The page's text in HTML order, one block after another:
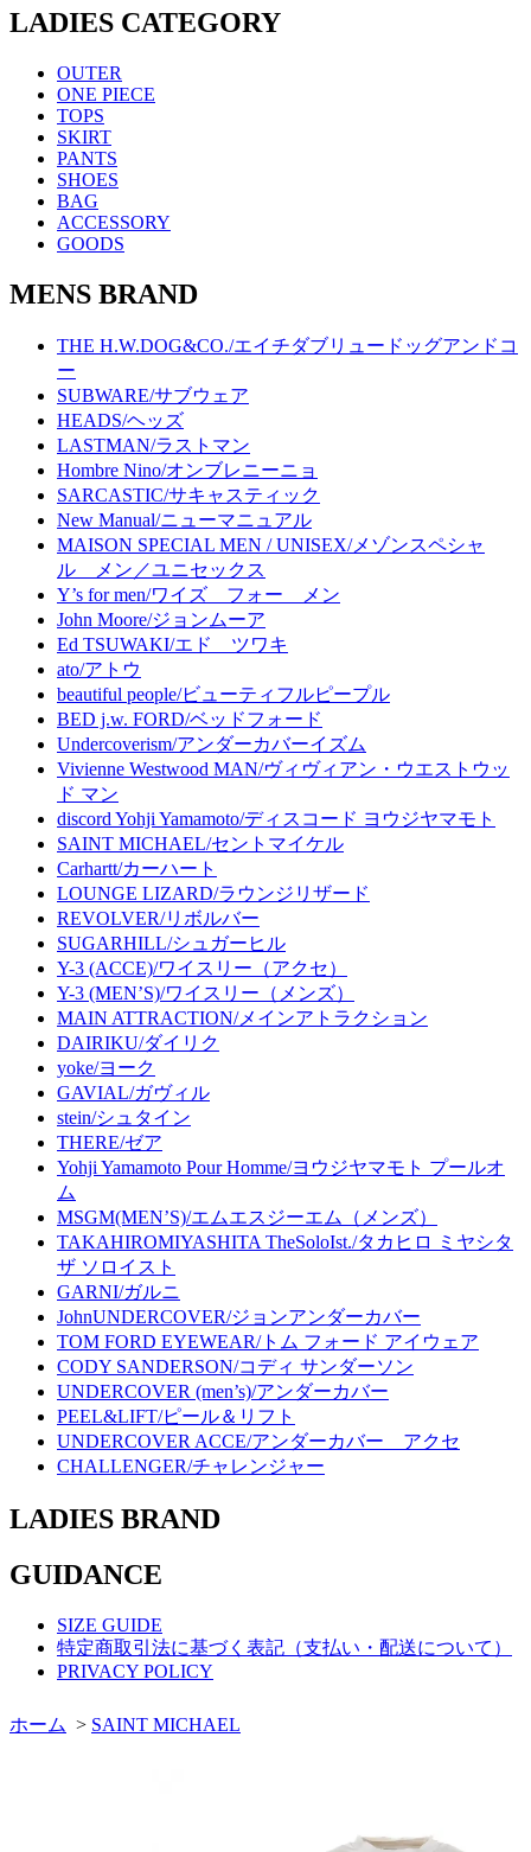
LADIES CATEGORY
OUTER
ONE PIECE
TOPS
SKIRT
PANTS
SHOES
BAG
ACCESSORY
GOODS
MENS BRAND
THE H.W.DOG&CO./エイチダブリュードッグアンドコ
ー
SUBWARE/サブウェア
HEADS/ヘッズ
LASTMAN/ラストマン
Hombre Nino/オンブレニーニョ
SARCASTIC/サキャスティック
New Manual/ニューマニュアル
MAISON SPECIAL MEN / UNISEX/メゾンスペシャ
ル メン／ユニセックス
Y’s for men/ワイズ フォー メン
John Moore/ジョンムーア
Ed TSUWAKI/エド ツワキ
ato/アトウ
beautiful people/ビューティフルピープル
BED j.w. FORD/ベッドフォード
Undercoverism/アンダーカバーイズム
Vivienne Westwood MAN/ヴィヴィアン・ウエストウッ
ド マン
discord Yohji Yamamoto/ディスコード ヨウジヤマモト
SAINT MICHAEL/セントマイケル
Carhartt/カーハート
LOUNGE LIZARD/ラウンジリザード
REVOLVER/リボルバー
SUGARHILL/シュガーヒル
Y-3 (ACCE)/ワイスリー（アクセ）
Y-3 (MEN’S)/ワイスリー（メンズ）
MAIN ATTRACTION/メインアトラクション
DAIRIKU/ダイリク
yoke/ヨーク
GAVIAL/ガヴィル
stein/シュタイン
THERE/ゼア
Yohji Yamamoto Pour Homme/ヨウジヤマモト プールオ
ム
MSGM(MEN’S)/エムエスジーエム（メンズ）
TAKAHIROMIYASHITA TheSoloIst./タカヒロ ミヤシタ
ザ ソロイスト
GARNI/ガルニ
JohnUNDERCOVER/ジョンアンダーカバー
TOM FORD EYEWEAR/トム フォード アイウェア
CODY SANDERSON/コディ サンダーソン
UNDERCOVER (men’s)/アンダーカバー
PEEL&LIFT/ピール＆リフト
UNDERCOVER ACCE/アンダーカバー アクセ
CHALLENGER/チャレンジャー
LADIES BRAND
GUIDANCE
SIZE GUIDE
特定商取引法に基づく表記（支払い・配送について）
PRIVACY POLICY
ホーム > SAINT MICHAEL